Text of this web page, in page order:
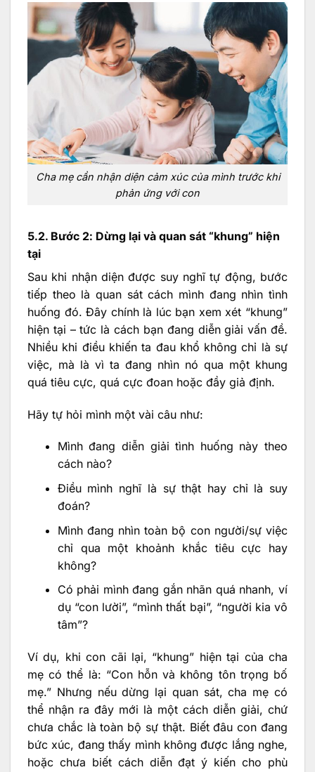
Cha mẹ cần nhận diện cảm xúc của mình trước khi
phản ứng với con
5.2. Bước 2: Dừng lại và quan sát “khung” hiện
tại
Sau khi nhận diện được suy nghĩ tự động, bước
tiếp theo là quan sát cách mình đang nhìn tình
huống đó. Đây chính là lúc bạn xem xét “khung”
hiện tại – tức là cách bạn đang diễn giải vấn đề.
Nhiều khi điều khiến ta đau khổ không chỉ là sự
việc, mà là vì ta đang nhìn nó qua một khung
quá tiêu cực, quá cực đoan hoặc đầy giả định.
Hãy tự hỏi mình một vài câu như:
Mình đang diễn giải tình huống này theo
cách nào?
Điều mình nghĩ là sự thật hay chỉ là suy
đoán?
Mình đang nhìn toàn bộ con người/sự việc
chỉ qua một khoảnh khắc tiêu cực hay
không?
Có phải mình đang gắn nhãn quá nhanh, ví
dụ “con lười”, “mình thất bại”, “người kia vô
tâm”?
Ví dụ, khi con cãi lại, “khung” hiện tại của cha
mẹ có thể là: “Con hỗn và không tôn trọng bố
mẹ.” Nhưng nếu dừng lại quan sát, cha mẹ có
thể nhận ra đây mới là một cách diễn giải, chứ
chưa chắc là toàn bộ sự thật. Biết đâu con đang
bức xúc, đang thấy mình không được lắng nghe,
hoặc chưa biết cách diễn đạt ý kiến cho phù